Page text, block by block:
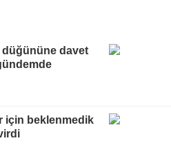
düğününe davet
için beklenmedik